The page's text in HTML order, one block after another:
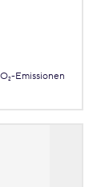
Emissionen